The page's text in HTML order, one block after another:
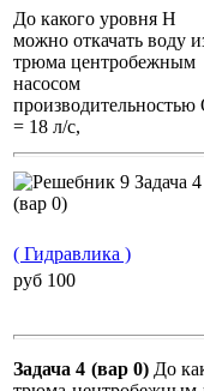
До какого уровня Н
можно откачать воду
трюма центробежным
насосом
производительностью
= 18 л/с,
( Гидравлика )
pуб 100
Задача 4 (вар 0)До